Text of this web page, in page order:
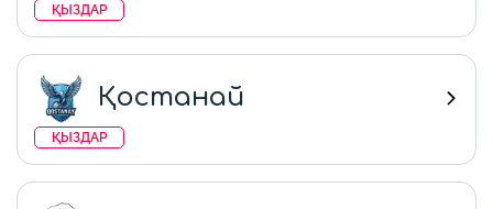
ҚЫЗДАР
Қостанай
ҚЫЗДАР